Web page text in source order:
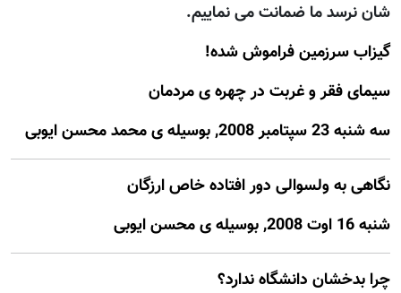
شان نرسد ما ضمانت می نماییم.
گیزاب سرزمین فراموش شده!
سیمای فقر و غربت در چهره ی مردمان
سه شنبه 23 سپتامبر 2008, بوسيله ى محمد محسن ایوبی
نگاهی به ولسوالی دور افتاده خاص ارزگان
شنبه 16 اوت 2008, بوسيله ى محسن ایوبی
چرا بدخشان دانشگاه ندارد؟